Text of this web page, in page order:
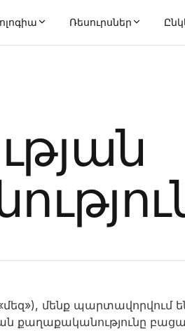
Ռեսուրսներ
«մեզ»), մենք պարտավորվում
քաղաքականությունը